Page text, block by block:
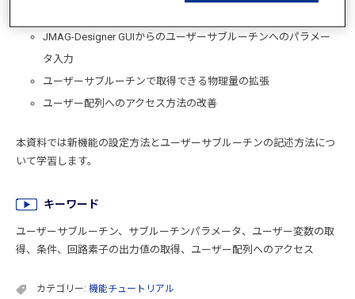
JMAG-Designer GUIからのユーザーサブルーチンへのパラメー
タ入力
ユーザーサブルーチンで取得できる物理量の拡張
ユーザー配列へのアクセス方法の改善
本資料では新機能の設定方法とユーザーサブルーチンの記述方法につ
いて学習します。
キーワード
ユーザーサブルーチン、サブルーチンパラメータ、ユーザー変数の取
得、条件、回路素子の出力値の取得、ユーザー配列へのアクセス
カテゴリー: 機能チュートリアル